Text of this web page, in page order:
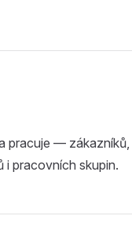
pracuje — zákazníků,
i pracovních skupin.